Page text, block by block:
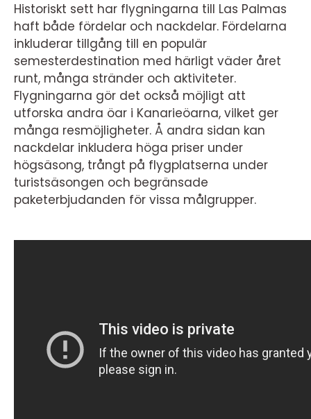
Historiskt sett har flygningarna till Las Palmas
haft både fördelar och nackdelar. Fördelarna
inkluderar tillgång till en populär
semesterdestination med härligt väder året
runt, många stränder och aktiviteter.
Flygningarna gör det också möjligt att
utforska andra öar i Kanarieöarna, vilket ger
många resmöjligheter. Å andra sidan kan
nackdelar inkludera höga priser under
högsäsong, trångt på flygplatserna under
turistsäsongen och begränsade
paketerbjudanden för vissa målgrupper.